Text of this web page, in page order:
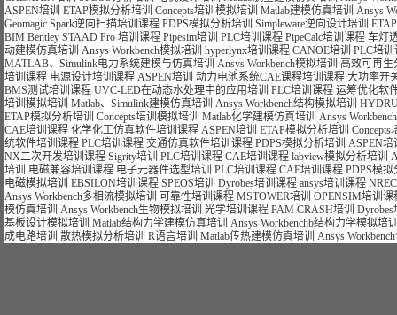
ASPEN培训 ETAP模拟分析培训 Concepts培训模拟培训 Matlab建模仿真培训 Ansys
Geomagic Spark逆向扫描培训课程 PDPS模拟分析培训 Simpleware逆向设计培训
BIM Bentley STAAD Pro 培训课程 Pipesim培训 PLC培训课程 PipeCalc培训课程 车灯
动建模仿真培训 Ansys Workbench模拟培训 hyperlynx培训课程 CANOE培训 PLC培训
MATLAB、Simulink电力系统建模与仿真培训 Ansys Workbench模拟培训 高效可再生
培训课程 电源设计培训课程 ASPEN培训 动力电池系统CAE课程培训课程 大功率开
BMS测试培训课程 UVC-LED在动态水处理中的应用培训 PLC培训课程 运筹优化软
培训模拟培训 Matlab、Simulink建模仿真培训 Ansys Workbench结构模拟培训
ETAP模拟分析培训 Concepts培训模拟培训 Matlab化学建模仿真培训 Ansys
CAE培训课程 化学化工仿真软件培训课程 ASPEN培训 ETAP模拟分析培训 Concepts
统软件培训课程 PLC培训课程 交通仿真软件培训课程 PDPS模拟分析培训 ASPEN培
NX二次开发培训课程 Sigrity培训 PLC培训课程 CAE培训课程 labview模拟分析培训
培训 电磁兼容培训课程 电子元器件选型培训 PLC培训课程 CAE培训课程 PDPS模
电磁模拟培训 EBSILON培训课程 SPEOS培训 Dyrobes培训课程 ansys培训课程
Ansys Workbench多相流模拟培训 可靠性培训课程 MSTOWER培训 OPENSIM培训课
模仿真培训 Ansys Workbench生物模拟培训 光学培训课程 PAM CRASH培训
基板设计模拟培训 Matlab结构力学建模仿真培训 Ansys Workbenchb结构力学模拟培
成电路培训 散热模拟分析培训 R语言培训 Matlab传热建模仿真培训 Ansys